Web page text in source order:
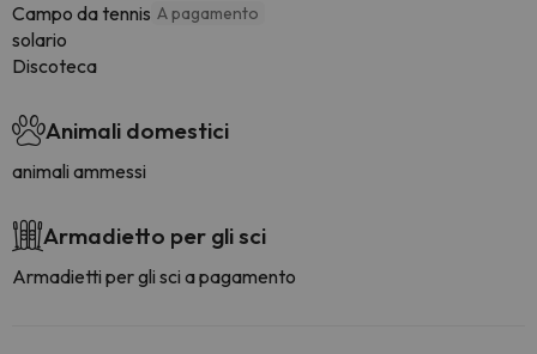
Campo da tennis A pagamento
solario
Discoteca
Animali domestici
animali ammessi
Armadietto per gli sci
Armadietti per gli sci a pagamento